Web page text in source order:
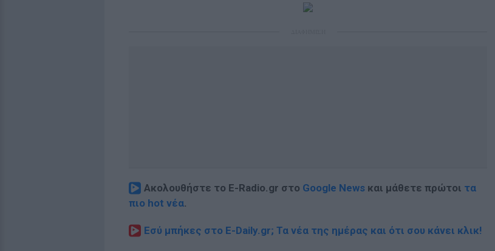
Ακολουθήστε το E-Radio.gr στο Google News και μάθετε πρώτοι τα
πιο hot νέα.
Εσύ μπήκες στο E-Daily.gr; Τα νέα της ημέρας και ότι σου κάνει κλικ!